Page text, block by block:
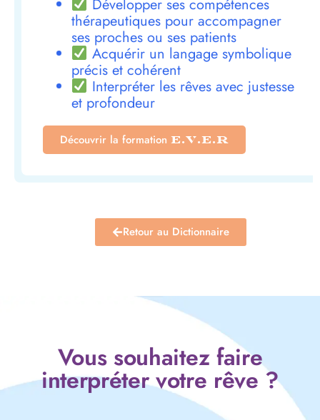
Développer ses compétences
thérapeutiques pour accompagner
ses proches ou ses patients
Acquérir un langage symbolique
précis et cohérent
Interpréter les rêves avec justesse
et profondeur
Découvrir la formation E.V.E.R
Retour au Dictionnaire
Vous souhaitez faire
interpréter votre rêve ?